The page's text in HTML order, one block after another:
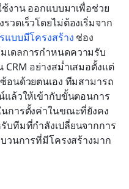
งาน ออกแบบมาเพื่อช่วย
วดเร็วโดยไม่ต้องเริ่มจาก
แบบมีโครงสร้าง ช่อง
เดลการกำหนดความรับ
อย่างสม่ำเสมอตั้งแต่
อนด้วยตนเอง ทีมสามารถ
แล้วให้เข้ากับขั้นตอนการ
การตั้งค่าในขณะที่ยังคง
บทีมที่กำลังเปลี่ยนจากการ
วนการที่มีโครงสร้างมาก